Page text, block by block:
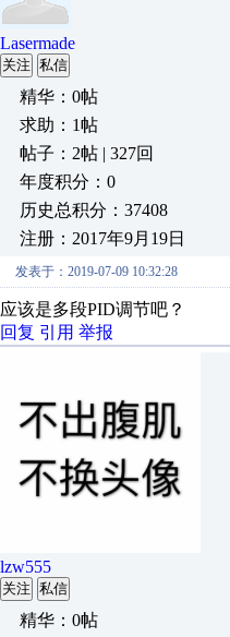
Lasermade
关注 私信
精华：0帖
求助：1帖
帖子：2帖 | 327回
年度积分：0
历史总积分：37408
注册：2017年9月19日
发表于：2019-07-09 10:32:28
应该是多段PID调节吧？
回复 引用 举报
lzw555
关注 私信
精华：0帖